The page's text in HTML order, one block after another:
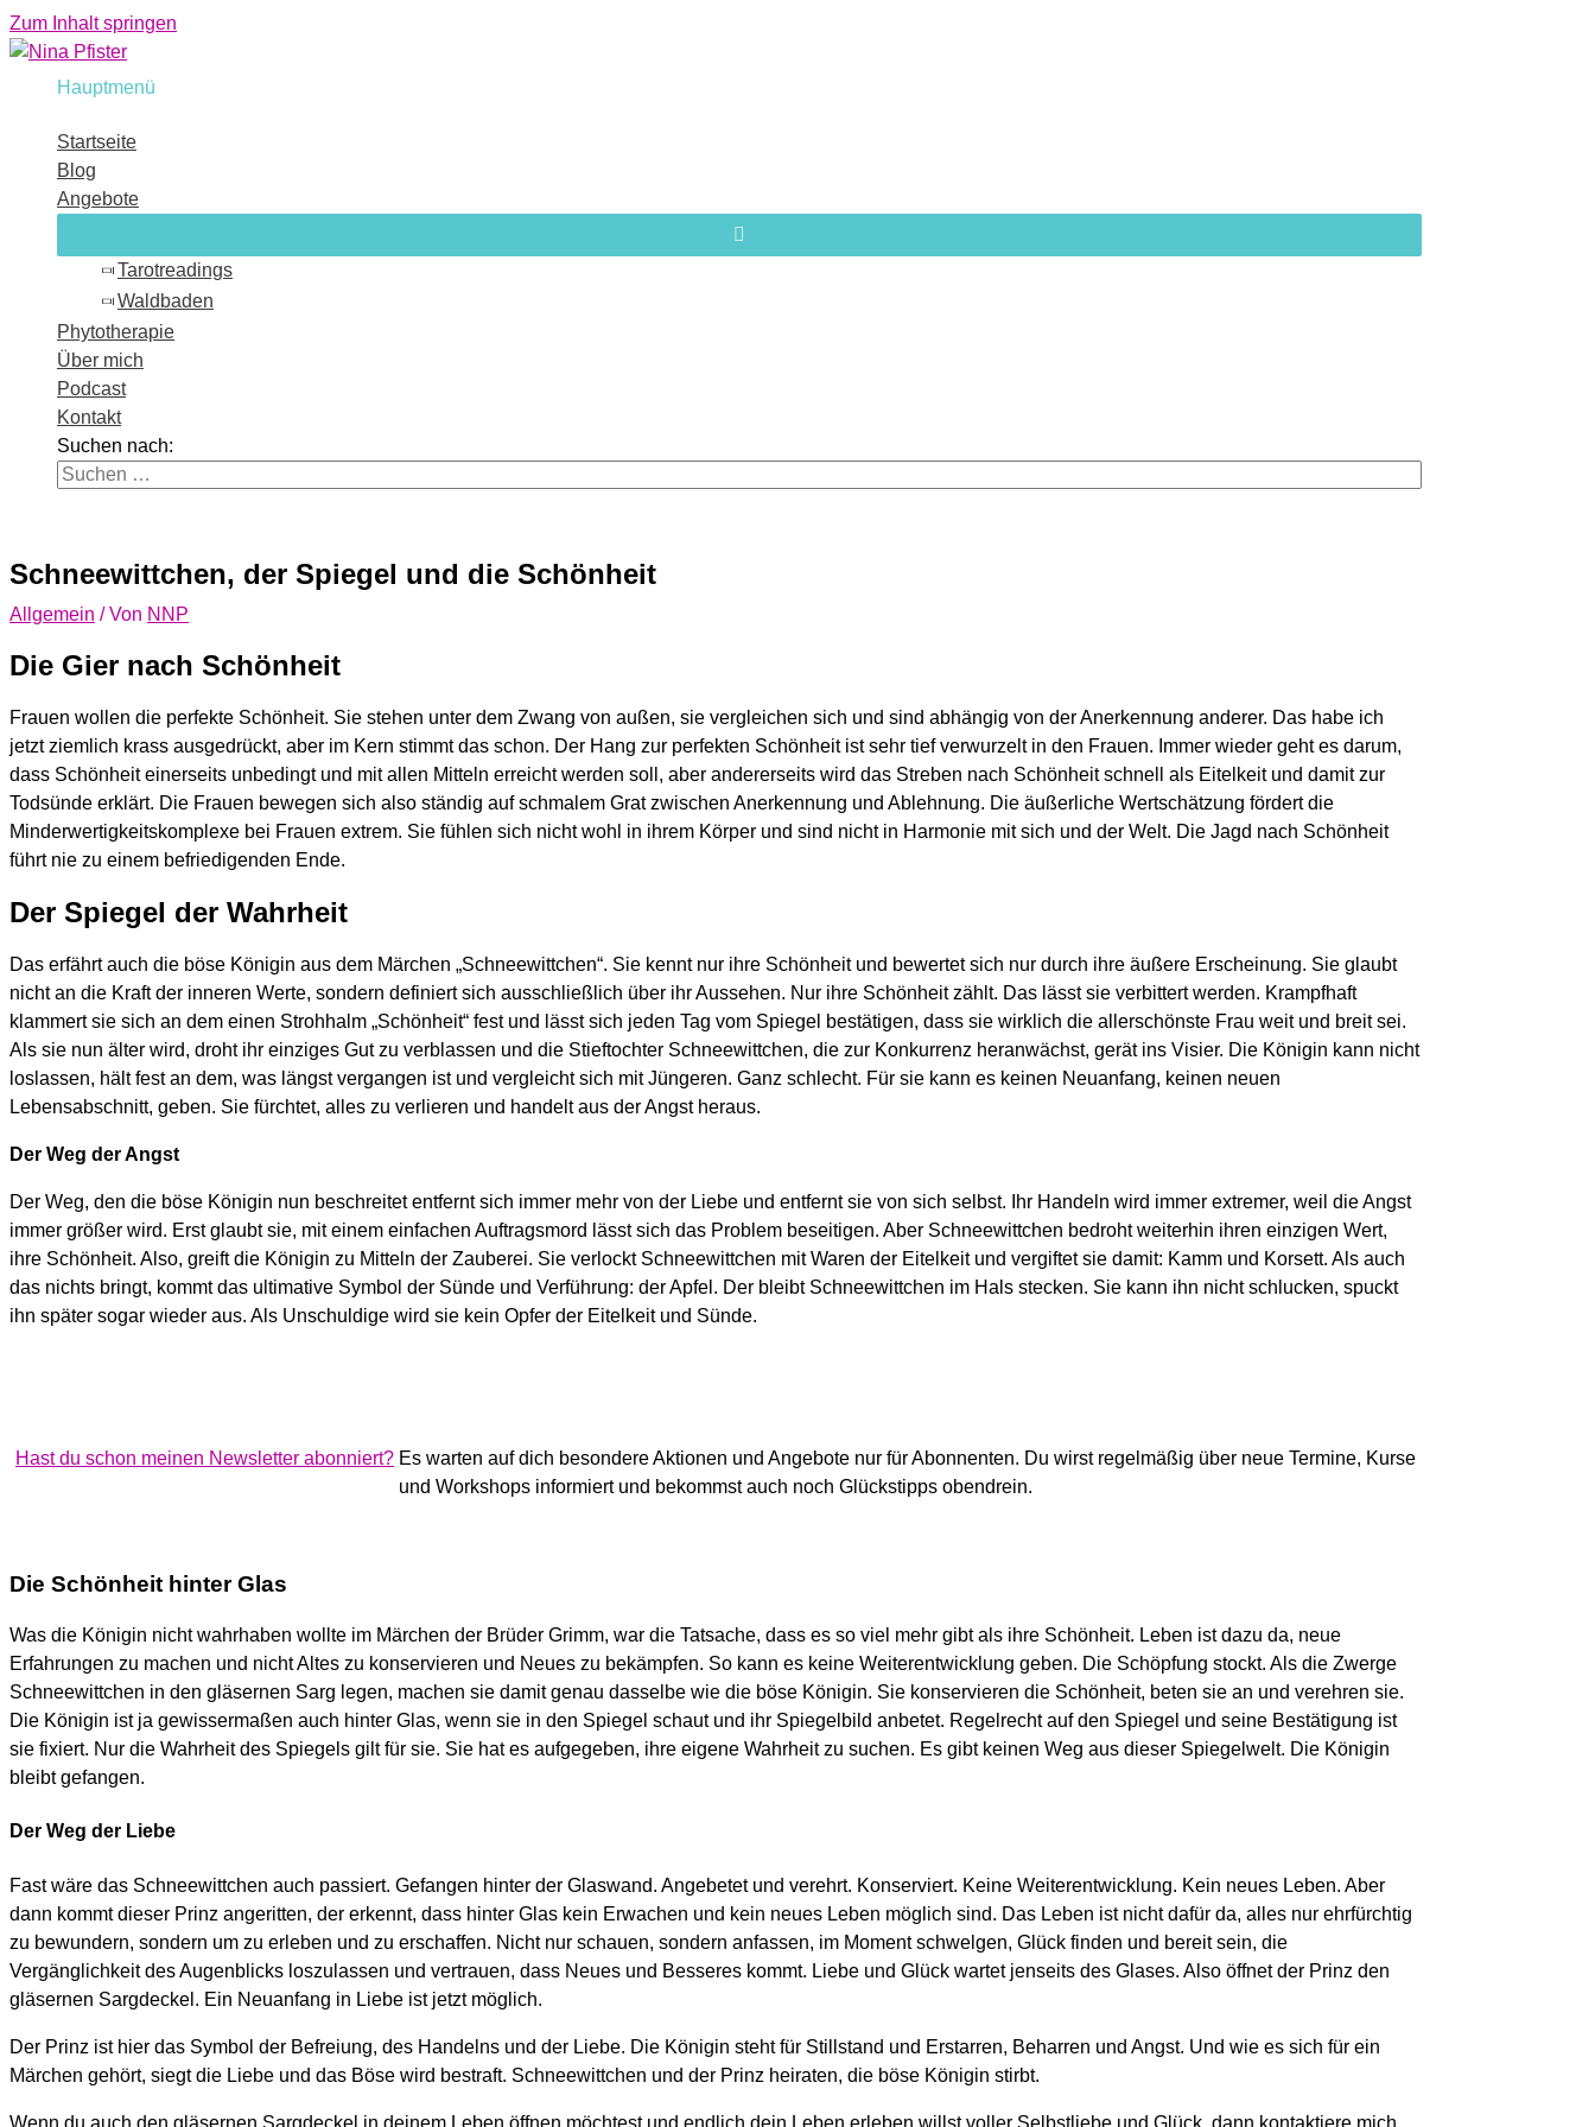
Zum Inhalt springen
Hauptmenü
Startseite
Blog
Angebote
Tarotreadings
Waldbaden
Phytotherapie
Über mich
Podcast
Kontakt
Suchen nach:
Schneewittchen, der Spiegel und die Schönheit
Allgemein / Von NNP
Die Gier nach Schönheit
Frauen wollen die perfekte Schönheit. Sie stehen unter dem Zwang von außen, sie vergleichen sich und sind abhängig von der Anerkennung anderer. Das habe ich
jetzt ziemlich krass ausgedrückt, aber im Kern stimmt das schon. Der Hang zur perfekten Schönheit ist sehr tief verwurzelt in den Frauen. Immer wieder geht es darum,
dass Schönheit einerseits unbedingt und mit allen Mitteln erreicht werden soll, aber andererseits wird das Streben nach Schönheit schnell als Eitelkeit und damit zur
Todsünde erklärt. Die Frauen bewegen sich also ständig auf schmalem Grat zwischen Anerkennung und Ablehnung. Die äußerliche Wertschätzung fördert die
Minderwertigkeitskomplexe bei Frauen extrem. Sie fühlen sich nicht wohl in ihrem Körper und sind nicht in Harmonie mit sich und der Welt. Die Jagd nach Schönheit
führt nie zu einem befriedigenden Ende.
Der Spiegel der Wahrheit
Das erfährt auch die böse Königin aus dem Märchen „Schneewittchen“. Sie kennt nur ihre Schönheit und bewertet sich nur durch ihre äußere Erscheinung. Sie glaubt
nicht an die Kraft der inneren Werte, sondern definiert sich ausschließlich über ihr Aussehen. Nur ihre Schönheit zählt. Das lässt sie verbittert werden. Krampfhaft
klammert sie sich an dem einen Strohhalm „Schönheit“ fest und lässt sich jeden Tag vom Spiegel bestätigen, dass sie wirklich die allerschönste Frau weit und breit sei.
Als sie nun älter wird, droht ihr einziges Gut zu verblassen und die Stieftochter Schneewittchen, die zur Konkurrenz heranwächst, gerät ins Visier. Die Königin kann nicht
loslassen, hält fest an dem, was längst vergangen ist und vergleicht sich mit Jüngeren. Ganz schlecht. Für sie kann es keinen Neuanfang, keinen neuen
Lebensabschnitt, geben. Sie fürchtet, alles zu verlieren und handelt aus der Angst heraus.
Der Weg der Angst
Der Weg, den die böse Königin nun beschreitet entfernt sich immer mehr von der Liebe und entfernt sie von sich selbst. Ihr Handeln wird immer extremer, weil die Angst
immer größer wird. Erst glaubt sie, mit einem einfachen Auftragsmord lässt sich das Problem beseitigen. Aber Schneewittchen bedroht weiterhin ihren einzigen Wert,
ihre Schönheit. Also, greift die Königin zu Mitteln der Zauberei. Sie verlockt Schneewittchen mit Waren der Eitelkeit und vergiftet sie damit: Kamm und Korsett. Als auch
das nichts bringt, kommt das ultimative Symbol der Sünde und Verführung: der Apfel. Der bleibt Schneewittchen im Hals stecken. Sie kann ihn nicht schlucken, spuckt
ihn später sogar wieder aus. Als Unschuldige wird sie kein Opfer der Eitelkeit und Sünde.
Hast du schon meinen Newsletter abonniert? Es warten auf dich besondere Aktionen und Angebote nur für Abonnenten. Du wirst regelmäßig über neue Termine, Kurse
und Workshops informiert und bekommst auch noch Glückstipps obendrein.
Die Schönheit hinter Glas
Was die Königin nicht wahrhaben wollte im Märchen der Brüder Grimm, war die Tatsache, dass es so viel mehr gibt als ihre Schönheit. Leben ist dazu da, neue
Erfahrungen zu machen und nicht Altes zu konservieren und Neues zu bekämpfen. So kann es keine Weiterentwicklung geben. Die Schöpfung stockt. Als die Zwerge
Schneewittchen in den gläsernen Sarg legen, machen sie damit genau dasselbe wie die böse Königin. Sie konservieren die Schönheit, beten sie an und verehren sie.
Die Königin ist ja gewissermaßen auch hinter Glas, wenn sie in den Spiegel schaut und ihr Spiegelbild anbetet. Regelrecht auf den Spiegel und seine Bestätigung ist
sie fixiert. Nur die Wahrheit des Spiegels gilt für sie. Sie hat es aufgegeben, ihre eigene Wahrheit zu suchen. Es gibt keinen Weg aus dieser Spiegelwelt. Die Königin
bleibt gefangen.
Der Weg der Liebe
Fast wäre das Schneewittchen auch passiert. Gefangen hinter der Glaswand. Angebetet und verehrt. Konserviert. Keine Weiterentwicklung. Kein neues Leben. Aber
dann kommt dieser Prinz angeritten, der erkennt, dass hinter Glas kein Erwachen und kein neues Leben möglich sind. Das Leben ist nicht dafür da, alles nur ehrfürchtig
zu bewundern, sondern um zu erleben und zu erschaffen. Nicht nur schauen, sondern anfassen, im Moment schwelgen, Glück finden und bereit sein, die
Vergänglichkeit des Augenblicks loszulassen und vertrauen, dass Neues und Besseres kommt. Liebe und Glück wartet jenseits des Glases. Also öffnet der Prinz den
gläsernen Sargdeckel. Ein Neuanfang in Liebe ist jetzt möglich.
Der Prinz ist hier das Symbol der Befreiung, des Handelns und der Liebe. Die Königin steht für Stillstand und Erstarren, Beharren und Angst. Und wie es sich für ein
Märchen gehört, siegt die Liebe und das Böse wird bestraft. Schneewittchen und der Prinz heiraten, die böse Königin stirbt.
Wenn du auch den gläsernen Sargdeckel in deinem Leben öffnen möchtest und endlich dein Leben erleben willst voller Selbstliebe und Glück, dann kontaktiere mich.